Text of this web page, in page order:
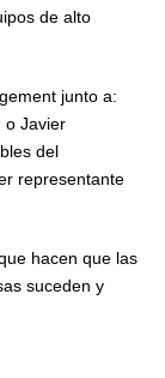
de alto
junto a:
o Javier
del
representante
hacen que las
suceden y